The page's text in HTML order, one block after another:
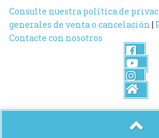
Consulte nuestra política de
generales de venta o cancelación |
Contacte con nosotros